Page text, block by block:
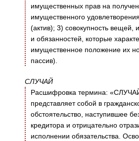
имущественных прав на
имущественного
(актив); 3) совокупность вещей,
и обязанностей, которые
имущественное положение их
пассив).
СЛУЧАЙ
Расшифровка термина:
представляет собой в
обстоятельство, наступившее
кредитора и отрицательно
исполнении обязательства.